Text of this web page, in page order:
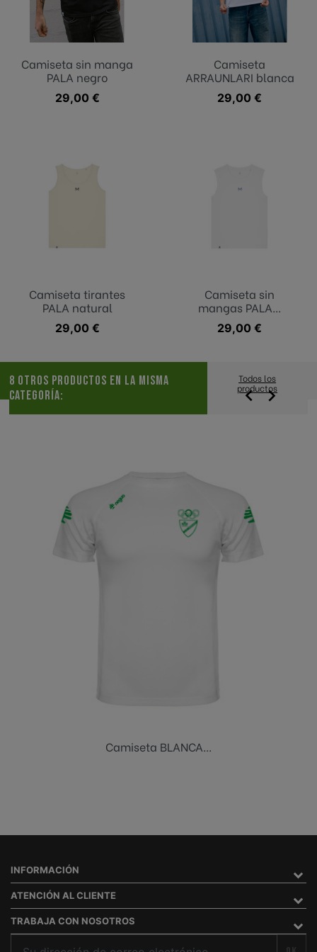
Camiseta sin manga
PALA negro
Precio
29,00 €
Camiseta
ARRAUNLARI blanca
Precio
29,00 €
Camiseta tirantes
PALA natural
Precio
29,00 €
Camiseta sin
mangas PALA...
Precio
29,00 €
8 OTROS PRODUCTOS EN LA MISMA
CATEGORÍA:
Todos los
productos

Camiseta BLANCA...

INFORMACIÓN
ATENCIÓN AL CLIENTE
TRABAJA CON NOSOTROS